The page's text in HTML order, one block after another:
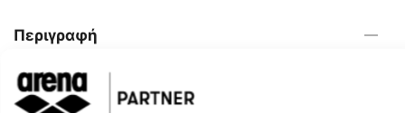
Περιγραφή
Το μοντέρνο και πολύ βολικό ανδρικό παντελόνι φόρμας
της Arena Pants Relax Team από τη συλλογή Icons είναι